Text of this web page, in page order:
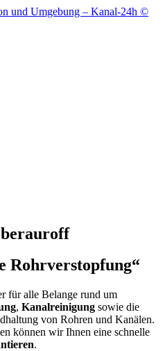
Rohrverstopfung“
für alle Belange rund um
, Kanalreinigung sowie die
von Rohren und Kanälen.
können wir Ihnen eine schnelle
.